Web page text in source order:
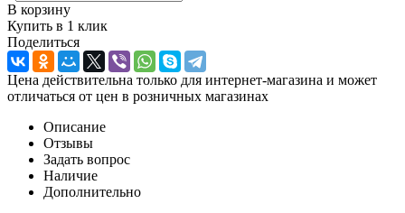
В корзину
Купить в 1 клик
Поделиться
Цена действительна только для интернет-магазина и может
отличаться от цен в розничных магазинах
Описание
Отзывы
Задать вопрос
Наличие
Дополнительно